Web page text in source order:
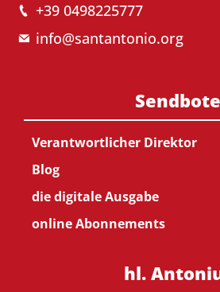
+39 0498225777
info@santantonio.org
Sendbote
Verantwortlicher Direktor
Blog
die digitale Ausgabe
online Abonnements
hl.